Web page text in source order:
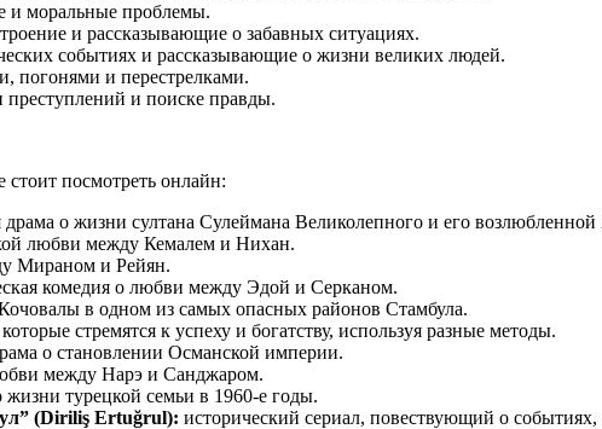
и моральные проблемы.
и рассказывающие о забавных ситуациях.
событиях и рассказывающие о жизни великих людей.
погонями и перестрелками.
преступлений и поиске правды.
посмотреть онлайн:
драма о жизни султана Сулеймана Великолепного и его
любви между Кемалем и Нихан.
Мираном и Рейян.
комедия о любви между Эдой и Серканом.
в одном из самых опасных районов Стамбула.
стремятся к успеху и богатству, используя разные методы.
о становлении Османской империи.
между Нарэ и Санджаром.
жизни турецкой семьи в 1960-е годы.
(Diriliş Ertuğrul): исторический сериал, повествующий о